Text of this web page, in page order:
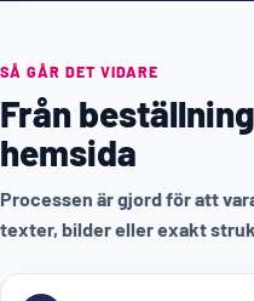
SÅ GÅR DET VIDARE
Från
hemsida
Processen är gjord för att
texter, bilder eller exakt